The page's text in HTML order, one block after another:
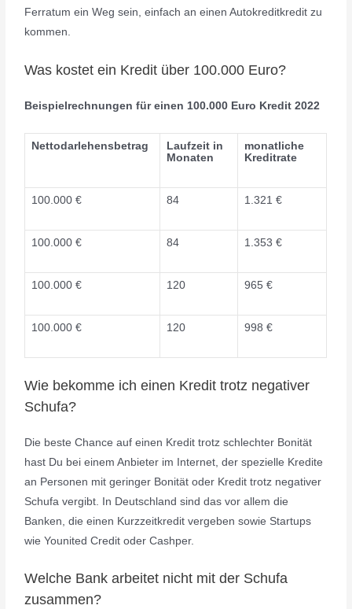
Ferratum ein Weg sein, einfach an einen Autokreditkredit zu
kommen.
Was kostet ein Kredit über 100.000 Euro?
Beispielrechnungen für einen 100.000 Euro Kredit 2022
Nettodarlehensbetrag
Laufzeit in
Monaten
monatliche
Kreditrate
100.000 € 84 1.321 €
100.000 € 84 1.353 €
100.000 € 120 965 €
100.000 € 120 998 €
Wie bekomme ich einen Kredit trotz negativer
Schufa?
Die beste Chance auf einen Kredit trotz schlechter Bonität
hast Du bei einem Anbieter im Internet, der spezielle Kredite
an Personen mit geringer Bonität oder Kredit trotz negativer
Schufa vergibt. In Deutschland sind das vor allem die
Banken, die einen Kurzzeitkredit vergeben sowie Startups
wie Younited Credit oder Cashper.
Welche Bank arbeitet nicht mit der Schufa
zusammen?